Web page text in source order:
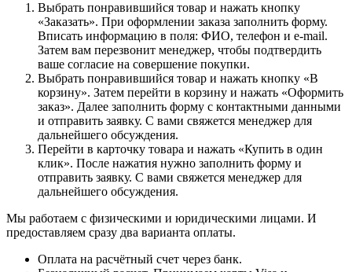
Выбрать понравившийся товар и нажать кнопку
«Заказать». При оформлении заказа заполнить форму.
Вписать информацию в поля: ФИО, телефон и e-mail.
Затем вам перезвонит менеджер, чтобы подтвердить
ваше согласие на совершение покупки.
Выбрать понравившийся товар и нажать кнопку «В
корзину». Затем перейти в корзину и нажать «Оформить
заказ». Далее заполнить форму с контактными данными
и отправить заявку. С вами свяжется менеджер для
дальнейшего обсуждения.
Перейти в карточку товара и нажать «Купить в один
клик». После нажатия нужно заполнить форму и
отправить заявку. С вами свяжется менеджер для
дальнейшего обсуждения.
Мы работаем с физическими и юридическими лицами. И
предоставляем сразу два варианта оплаты.
Оплата на расчётный счет через банк.